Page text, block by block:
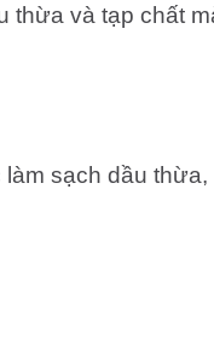
thừa và tạp chất
sạch dầu thừa,